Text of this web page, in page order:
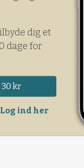
dig et
dage for
30 kr
Log ind her